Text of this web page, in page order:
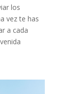
los
vez te has
a cada